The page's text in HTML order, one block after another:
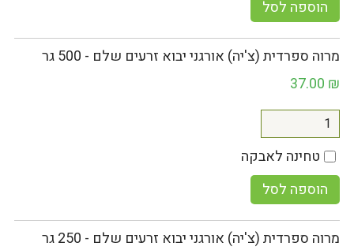
הוספה לסל
מרוה ספרדית (צ'יה) אורגני יבוא זרעים שלם - 500 גר
37.00 ₪
טחינה לאבקה
הוספה לסל
מרוה ספרדית (צ'יה) אורגני יבוא זרעים שלם - 250 גר